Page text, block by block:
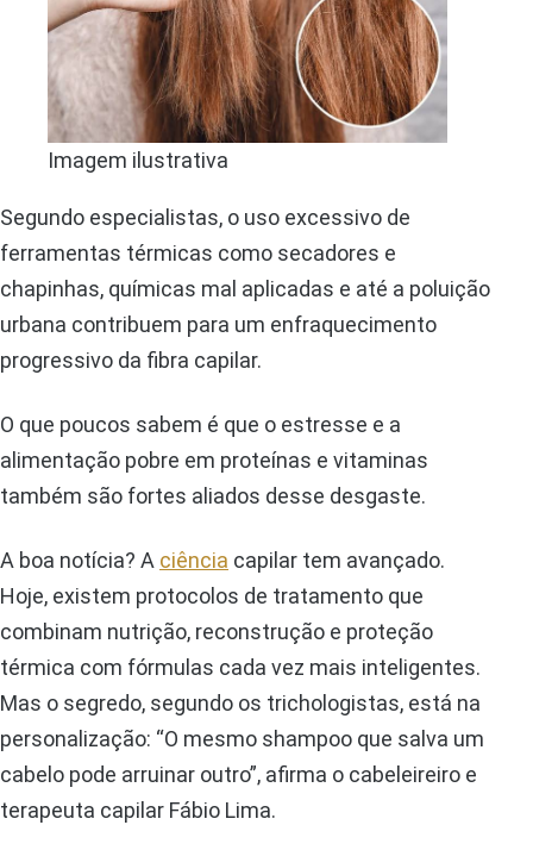
Imagem ilustrativa
Segundo especialistas, o uso excessivo de
ferramentas térmicas como secadores e
chapinhas, químicas mal aplicadas e até a poluição
urbana contribuem para um enfraquecimento
progressivo da fibra capilar.
O que poucos sabem é que o estresse e a
alimentação pobre em proteínas e vitaminas
também são fortes aliados desse desgaste.
A boa notícia? A ciência capilar tem avançado.
Hoje, existem protocolos de tratamento que
combinam nutrição, reconstrução e proteção
térmica com fórmulas cada vez mais inteligentes.
Mas o segredo, segundo os trichologistas, está na
personalização: “O mesmo shampoo que salva um
cabelo pode arruinar outro”, afirma o cabeleireiro e
terapeuta capilar Fábio Lima.